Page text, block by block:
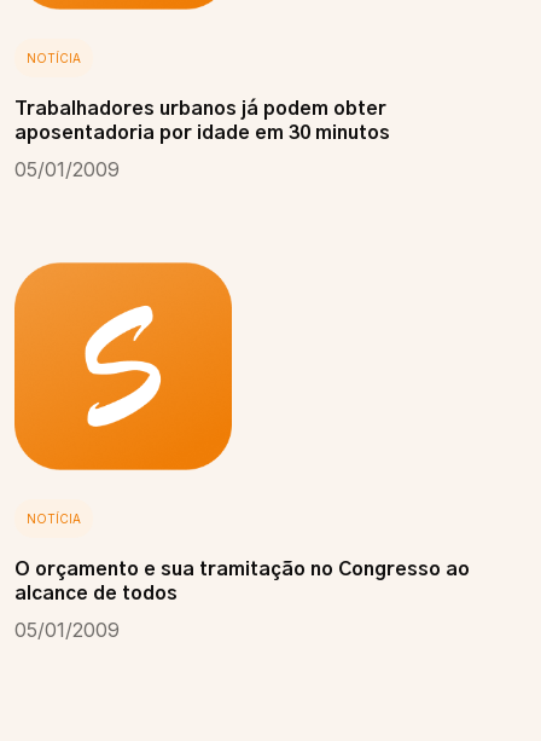
NOTÍCIA
Trabalhadores urbanos já podem obter
aposentadoria por idade em 30 minutos
05/01/2009
NOTÍCIA
O orçamento e sua tramitação no Congresso ao
alcance de todos
05/01/2009